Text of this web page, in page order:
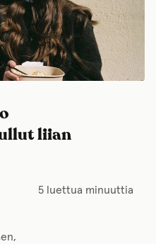
liian
5 luettua minuuttia